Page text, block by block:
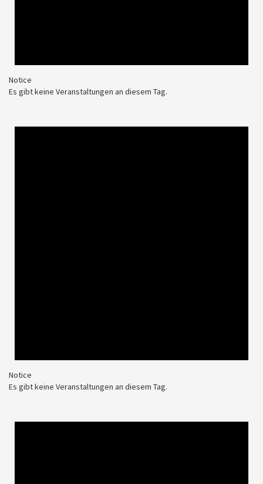
Notice
Es gibt keine Veranstaltungen an diesem Tag.
Notice
Es gibt keine Veranstaltungen an diesem Tag.